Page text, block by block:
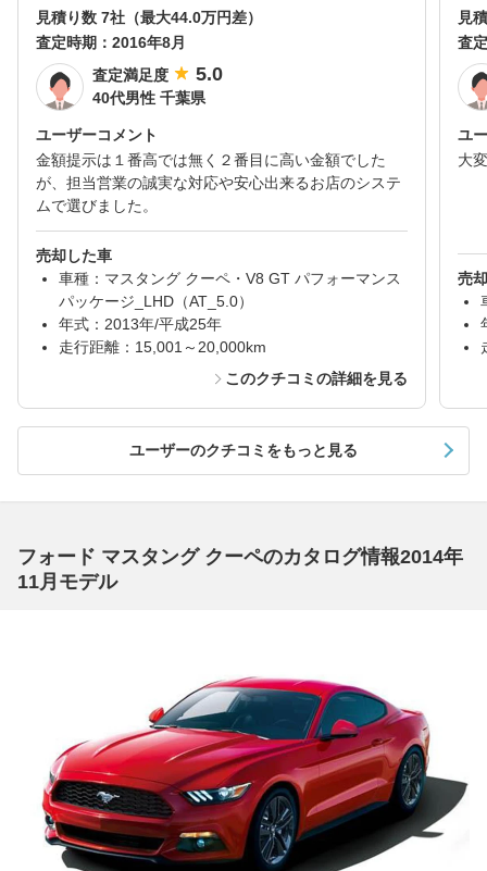
見積り数 7社（最大44.0万円差）
査定時期： 2016年8月
査定満足度
5.0
40代男性 千葉県
ユーザーコメント
金額提示は１番高では無く２番目に高い金額でした
が、担当営業の誠実な対応や安心出来るお店のシステ
ムで選びました。
売却した車
車種：マスタング クーペ・V8 GT パフォーマンス
パッケージ_LHD（AT_5.0）
年式：2013年/平成25年
走行距離：15,001～20,000km
このクチコミの詳細を見る
見
査
ユ
大
売
ユーザーのクチコミをもっと見る
フォード マスタング クーペのカタログ情報2014年
11月モデル